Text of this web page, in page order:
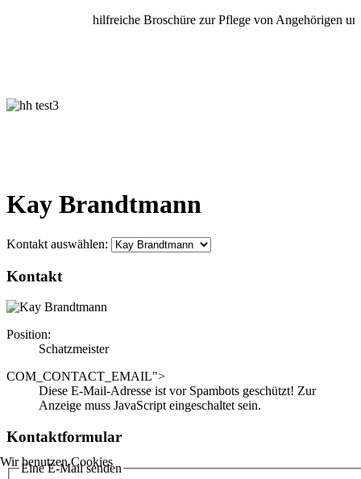
hilfreiche Broschüre zur Pflege von Angehörigen
Kay Brandtmann
Kontakt auswählen:
Kontakt
Position:
Schatzmeister
COM_CONTACT_EMAIL">
Diese E-Mail-Adresse ist vor Spambots geschützt! Zur
Anzeige muss JavaScript eingeschaltet sein.
Kontaktformular
Eine E-Mail senden
Wir benutzen Cookies